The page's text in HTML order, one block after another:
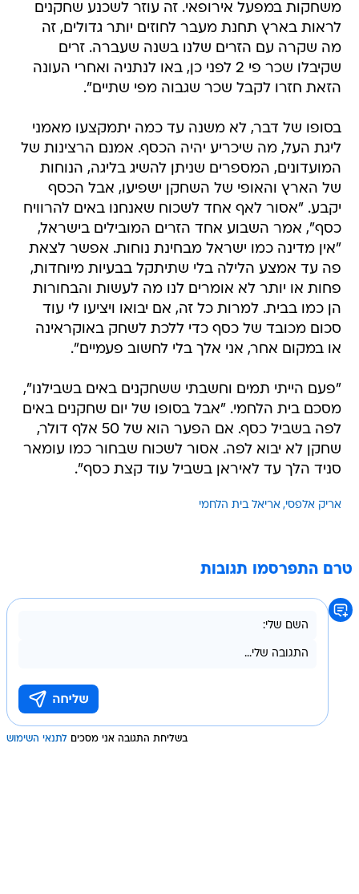
משחקות במפעל אירופאי. זה עוזר לשכנע שחקנים
לראות בארץ תחנת מעבר לחוזים יותר גדולים, זה
מה שקרה עם הזרים שלנו בשנה שעברה. זרים
שקיבלו שכר פי 2 לפני כן, באו לנתניה ואחרי העונה
הזאת חזרו לקבל שכר שגבוה מפי שתיים".
בסופו של דבר, לא משנה עד כמה יתמקצעו מאמני
ליגת העל, מה שיכריע יהיה הכסף. אמנם הרצינות של
המועדונים, המספרים שניתן להשיג בליגה, הנוחות
של הארץ והאופי של השחקן ישפיעו, אבל הכסף
יקבע. "אסור לאף אחד לשכוח שאנחנו באים להרוויח
כסף", אמר השבוע אחד הזרים המובילים בישראל,
"אין מדינה כמו ישראל מבחינת נוחות. אפשר לצאת
פה עד אמצע הלילה בלי שתיתקל בבעיות מיוחדות,
פחות או יותר לא אומרים לנו מה לעשות והבחורות
הן כמו בבית. למרות כל זה, אם יבואו ויציעו לי עוד
סכום מכובד של כסף כדי ללכת לשחק באוקראינה
או במקום אחר, אני אלך בלי לחשוב פעמיים".
"פעם הייתי תמים וחשבתי ששחקנים באים בשבילנו",
מסכם בית הלחמי. "אבל בסופו של יום שחקנים באים
לפה בשביל כסף. אם הפער הוא של 50 אלף דולר,
שחקן לא יבוא לפה. אסור לשכוח שבחור כמו עומאר
סניד הלך עד לאיראן בשביל עוד קצת כסף".
אריק אלפסי אריאל בית הלחמי
טרם התפרסמו תגובות
בשליחת התגובה אני מסכים לתנאי השימוש